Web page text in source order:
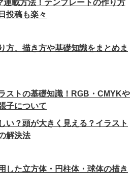
連載方法！テンプレートの作り方
投稿も楽々
方、描き方や基礎知識をまとめま
ストの基礎知識！RGB・CMYKや
子について
い？頭が大きく見える？イラスト
解決法
した立方体・円柱体・球体の描き